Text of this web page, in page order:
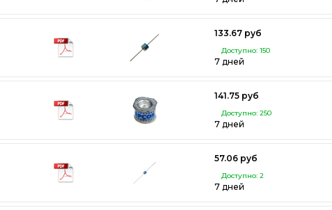
133.67 руб
Доступно: 150
7 дней
141.75 руб
Доступно: 250
7 дней
57.06 руб
Доступно: 2
7 дней